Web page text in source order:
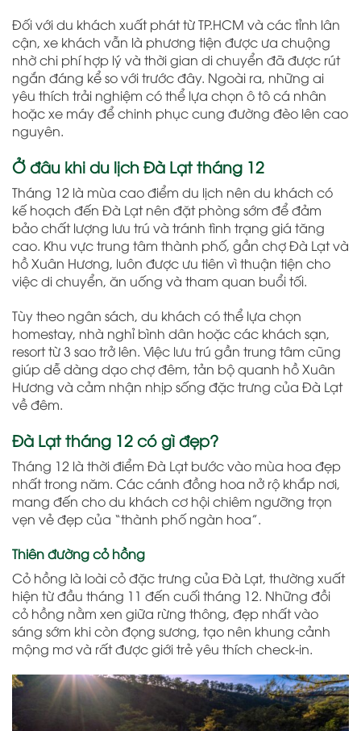
Đối với du khách xuất phát từ TP.HCM và các tỉnh lân
cận, xe khách vẫn là phương tiện được ưa chuộng
nhờ chi phí hợp lý và thời gian di chuyển đã được rút
ngắn đáng kể so với trước đây. Ngoài ra, những ai
yêu thích trải nghiệm có thể lựa chọn ô tô cá nhân
hoặc xe máy để chinh phục cung đường đèo lên cao
nguyên.
Ở đâu khi du lịch Đà Lạt tháng 12
Tháng 12 là mùa cao điểm du lịch nên du khách có
kế hoạch đến Đà Lạt nên đặt phòng sớm để đảm
bảo chất lượng lưu trú và tránh tình trạng giá tăng
cao. Khu vực trung tâm thành phố, gần chợ Đà Lạt và
hồ Xuân Hương, luôn được ưu tiên vì thuận tiện cho
việc di chuyển, ăn uống và tham quan buổi tối.
Tùy theo ngân sách, du khách có thể lựa chọn
homestay, nhà nghỉ bình dân hoặc các khách sạn,
resort từ 3 sao trở lên. Việc lưu trú gần trung tâm cũng
giúp dễ dàng dạo chợ đêm, tản bộ quanh hồ Xuân
Hương và cảm nhận nhịp sống đặc trưng của Đà Lạt
về đêm.
Đà Lạt tháng 12 có gì đẹp?
Tháng 12 là thời điểm Đà Lạt bước vào mùa hoa đẹp
nhất trong năm. Các cánh đồng hoa nở rộ khắp nơi,
mang đến cho du khách cơ hội chiêm ngưỡng trọn
vẹn vẻ đẹp của “thành phố ngàn hoa”.
Thiên đường cỏ hồng
Cỏ hồng là loài cỏ đặc trưng của Đà Lạt, thường xuất
hiện từ đầu tháng 11 đến cuối tháng 12. Những đồi
cỏ hồng nằm xen giữa rừng thông, đẹp nhất vào
sáng sớm khi còn đọng sương, tạo nên khung cảnh
mộng mơ và rất được giới trẻ yêu thích check-in.